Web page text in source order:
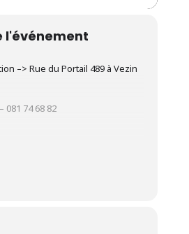
l'événement
–> Rue du Portail 489 à Vezin
081 74 68 82